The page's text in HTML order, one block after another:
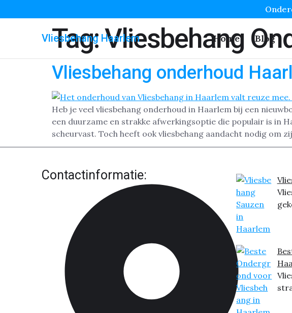
Vliesbehang Haarlem Home Blog
Tag:Vliesbehang
Vliesbehang onderhoud
Heb je veel vliesbehang onderhoud in Haarlem bij een
een duurzame en strakke afwerkingsoptie die populair is in
scheurvast. Toch heeft ook vliesbehang aandacht nodig om
Contactinformatie: